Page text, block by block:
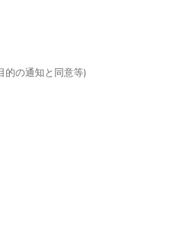
的の通知と同意等)